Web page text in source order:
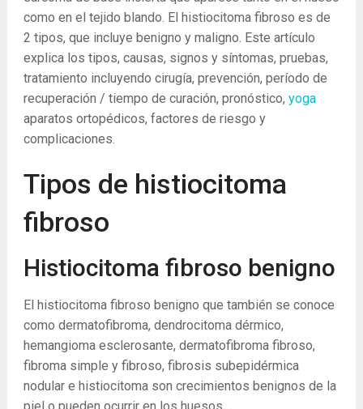
como en el tejido blando. El histiocitoma fibroso es de
2 tipos, que incluye benigno y maligno. Este artículo
explica los tipos, causas, signos y síntomas, pruebas,
tratamiento incluyendo cirugía, prevención, período de
recuperación / tiempo de curación, pronóstico, yoga
aparatos ortopédicos, factores de riesgo y
complicaciones.
Tipos de histiocitoma
fibroso
Histiocitoma fibroso benigno
El histiocitoma fibroso benigno que también se conoce
como dermatofibroma, dendrocitoma dérmico,
hemangioma esclerosante, dermatofibroma fibroso,
fibroma simple y fibroso, fibrosis subepidérmica
nodular e histiocitoma son crecimientos benignos de la